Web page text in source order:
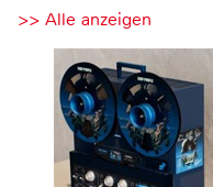
>> Alle anzeigen